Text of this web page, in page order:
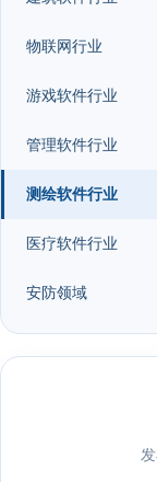
物联网行业
游戏软件行业
管理软件行业
测绘软件行业
医疗软件行业
安防领域